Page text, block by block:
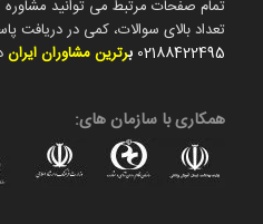
تمام صفحات مرتبط می توانید مشاوره
تعداد بالای سوالات، کمی در دریافت
02188422495 برترین مشاوران ایران
همکاری با سازمان های: